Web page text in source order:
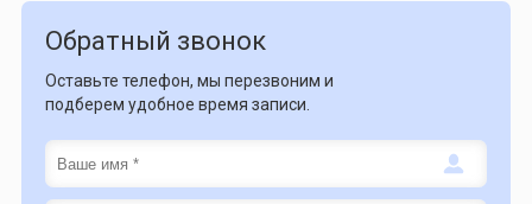
Обратный звонок
Оставьте телефон, мы перезвоним и
подберем удобное время записи.